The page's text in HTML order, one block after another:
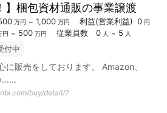
】梱包資材通販の事業譲渡
万円 ~ 1,000 万円 利益(営業利益) 0 円
円 ~ 500 万円 従業員数 0 人 ~ 5 人
付中
に販売をしております。 Amazon、
...
buy/detail/?